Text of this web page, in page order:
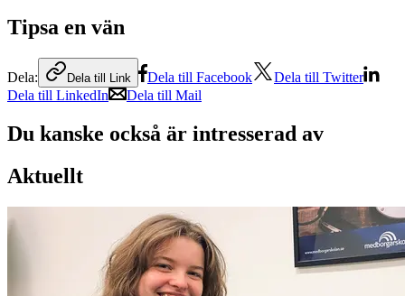
Tipsa en vän
Dela: Dela till Link Dela till Facebook
Dela till Twitter
Dela till LinkedIn
Dela till Mail
Du kanske också är intresserad av
Aktuellt